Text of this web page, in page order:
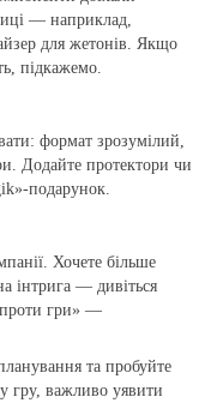
— наприклад,
для жетонів. Якщо
підкажемо.
формат зрозумілий,
Додайте протектори чи
Хочете більше
інтрига — дивіться
проти гри» —
та пробуйте
гру, важливо уявити